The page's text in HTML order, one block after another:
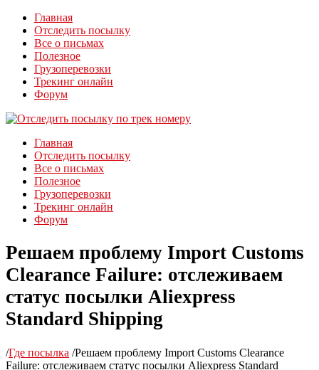
Главная
Отследить посылку
Все о письмах
Полезное
Грузоперевозки
Трекинг онлайн
Форум
Главная
Отследить посылку
Все о письмах
Полезное
Грузоперевозки
Трекинг онлайн
Форум
Решаем проблему Import Customs
Clearance Failure: отслеживаем
статус посылки Aliexpress
Standard Shipping
/Где посылка /Решаем проблему Import Customs Clearance
Failure: отслеживаем статус посылки Aliexpress Standard